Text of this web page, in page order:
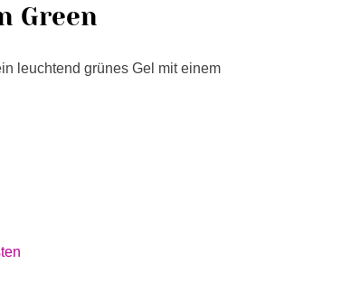
Green
leuchtend grünes Gel mit einem